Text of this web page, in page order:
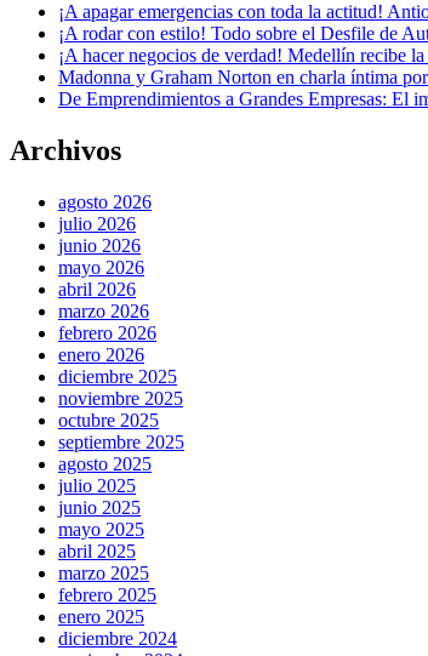
¡A apagar emergencias con toda la actitud!
¡A rodar con estilo! Todo sobre el Desfile de
¡A hacer negocios de verdad! Medellín recibe
Madonna y Graham Norton en charla íntima
De Emprendimientos a Grandes Empresas: El
Archivos
agosto 2026
julio 2026
junio 2026
mayo 2026
abril 2026
marzo 2026
febrero 2026
enero 2026
diciembre 2025
noviembre 2025
octubre 2025
septiembre 2025
agosto 2025
julio 2025
junio 2025
mayo 2025
abril 2025
marzo 2025
febrero 2025
enero 2025
diciembre 2024